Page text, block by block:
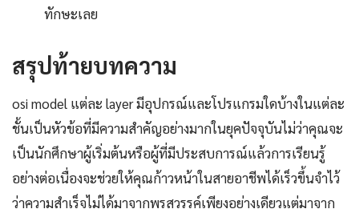
ทักษะเลย
สรุปท้ายบทความ
osi model แต่ละ layer มีอุปกรณ์และโปรแกรมใดบ้างในแต่ละ
ชั้นเป็นหัวข้อที่มีความสำคัญอย่างมากในยุคปัจจุบันไม่ว่าคุณจะ
เป็นนักศึกษาผู้เริ่มต้นหรือผู้ที่มีประสบการณ์แล้วการเรียนรู้
อย่างต่อเนื่องจะช่วยให้คุณก้าวหน้าในสายอาชีพได้เร็วขึ้นจำไว้
ว่าความสำเร็จไม่ได้มาจากพรสวรรค์เพียงอย่างเดียวแต่มาจาก